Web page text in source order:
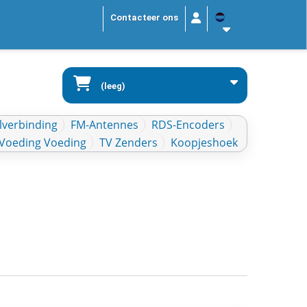
Contacteer ons
(leeg)
FM-Antennes
RDS-Encoders
Voeding
TV Zenders Koopjeshoek